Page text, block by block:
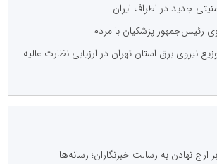
جدید در اطراف ایران
پزشکیان با مردم
برق استان تهران در ارزیابی نظارت عالیه
ارج نهادن به رسالت خبرنگاران؛ رسانه‌ها